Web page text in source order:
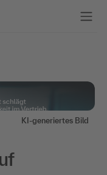
KI-generiertes Bild